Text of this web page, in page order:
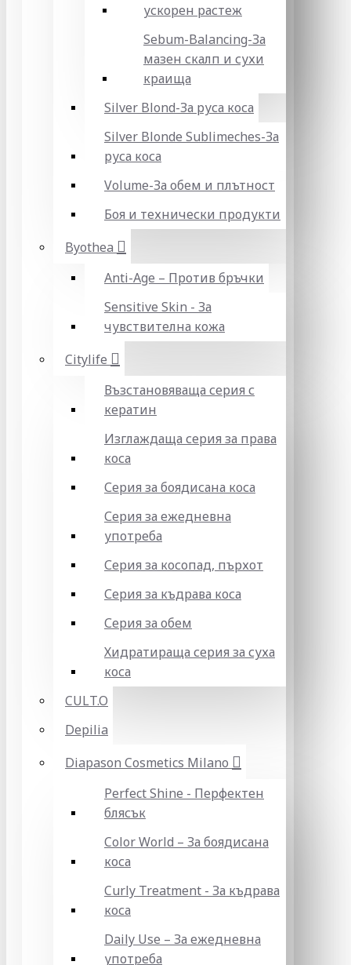
ускорен растеж
Sebum-Balancing-За
мазен скалп и сухи
краища
Silver Blond-За руса коса
Silver Blonde Sublіmeches-За
руса коса
Volume-За обем и плътност
Боя и технически продукти
Byothea
Anti-Age – Против бръчки
Sensitive Skin - За
чувствителна кожа
Citylife
Възстановяваща серия с
кератин
Изглаждаща серия за права
коса
Серия за боядисана коса
Серия за ежедневна
употреба
Серия за косопад, пърхот
Серия за къдрава коса
Серия за обем
Хидратираща серия за суха
коса
CULT.O
Depilia
Diapason Cosmetics Milano
Perfect Shine - Перфектен
блясък
Color World – За боядисана
коса
Curly Treatment - За къдрава
коса
Daily Use – За ежедневна
употреба